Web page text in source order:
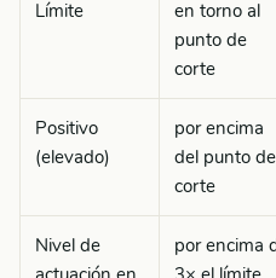
Límite
en torno al
punto de
corte
Positivo
(elevado)
por encima
del punto de
corte
Nivel de
por encima